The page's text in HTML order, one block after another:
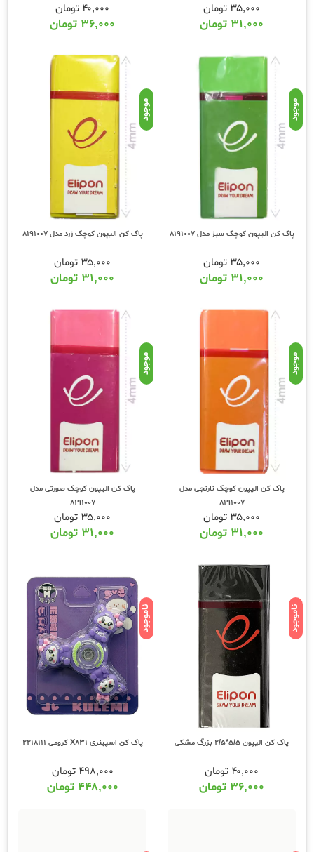
۳۵,۰۰۰تومان
۳۱,۰۰۰ تومان
۴۰,۰۰۰تومان
۳۶,۰۰۰ تومان
موجود
پاک کن الیپون کوچک سبز مدل 8191007
۳۵,۰۰۰تومان
۳۱,۰۰۰ تومان
موجود
پاک کن الیپون کوچک زرد مدل 8191007
۳۵,۰۰۰تومان
۳۱,۰۰۰ تومان
موجود
پاک کن الیپون کوچک نارنجی مدل
8191007
۳۵,۰۰۰تومان
۳۱,۰۰۰ تومان
موجود
پاک کن الیپون کوچک صورتی مدل
8191007
۳۵,۰۰۰تومان
۳۱,۰۰۰ تومان
ناموجود
پاک کن الیپون 5/5*2/5 بزرگ مشکی
۴۰,۰۰۰تومان
۳۶,۰۰۰ تومان
ناموجود
پاک کن اسپینری X831 کرومی 2218111
۴۹۸,۰۰۰تومان
۴۴۸,۰۰۰ تومان